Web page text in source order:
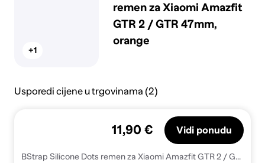
+1
remen za Xiaomi Amazfit
GTR 2 / GTR 47mm,
orange
Usporedi cijene u trgovinama (2)
BStrap Silicone Dots remen za Xiaomi Amazfit GTR 2 / GTR 47mm, orange
11,90 € Vidi ponudu